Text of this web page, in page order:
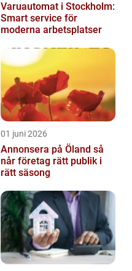
Varuautomat i Stockholm:
Smart service för
moderna arbetsplatser
01 juni 2026
Annonsera på Öland så
når företag rätt publik i
rätt säsong